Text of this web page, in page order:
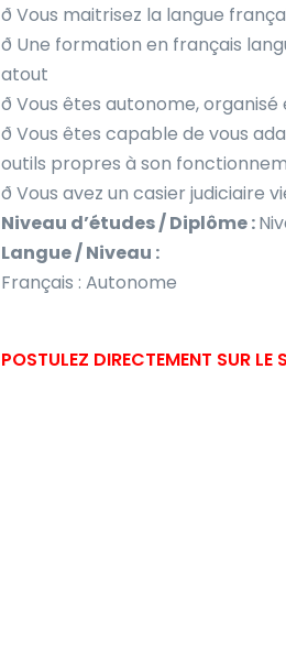
ð Vous maitrisez la langue
ð Une formation en français
atout
ð Vous êtes autonome,
ð Vous êtes capable de vous
outils propres à son
ð Vous avez un casier judiciaire
Niveau d’études / Diplôme :
Langue / Niveau :
Français : Autonome
POSTULEZ DIRECTEMENT SUR LE